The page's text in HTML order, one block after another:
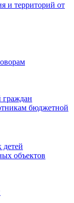
и территорий от
граждан
бюджетной
объектов